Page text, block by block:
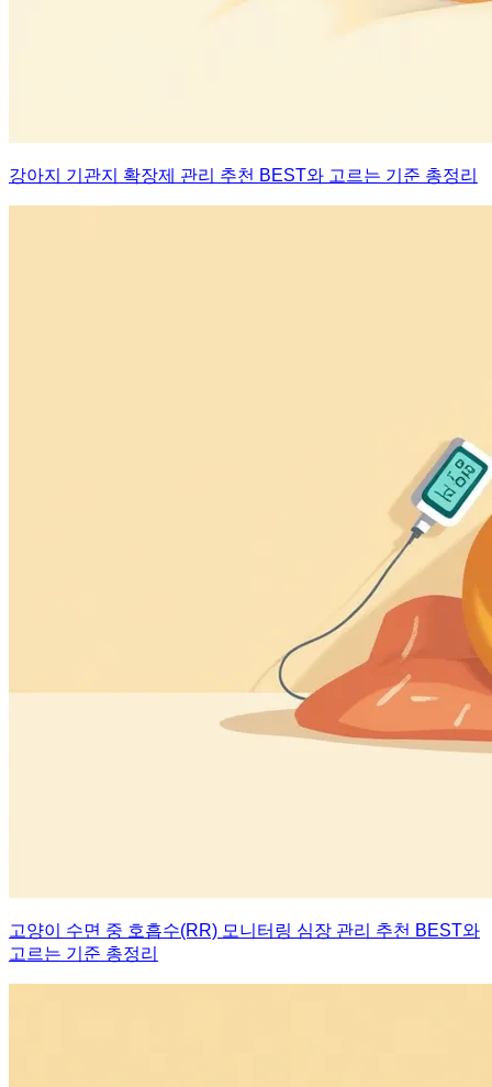
강아지 기관지 확장제 관리 추천 BEST와 고르는 기준 총정리
고양이 수면 중 호흡수(RR) 모니터링 심장 관리 추천 BEST와
고르는 기준 총정리